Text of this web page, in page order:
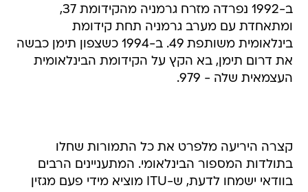
ב-1992 נפרדה מזרח גרמניה מהקידומת 37,
ומתאחדת עם מערב גרמניה תחת קידומת
בינלאומית משותפת 49. ב-1994 כשצפון תימן כבשה
את דרום תימן, בא הקץ על הקידומת הבינלאומית
העצמאית שלה - 979.
קצרה היריעה מלפרט את כל התמורות שחלו
בתולדות המספור הבינלאומי. המתעניינים הרבים
בוודאי ישמחו לדעת, ש-ITU מוציא מידי פעם מגזין